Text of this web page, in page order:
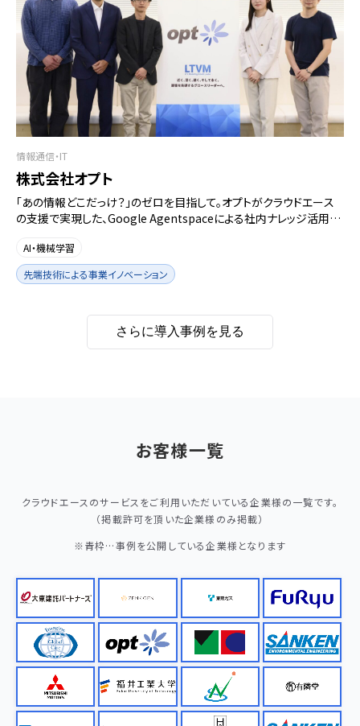
情報通信・IT
株式会社オプト
「あの情報どこだっけ？」のゼロを目指して。オプトがクラウドエース
の支援で実現した、Google Agentspaceによる社内ナレッジ活用基
AI・機械学習
先端技術による事業イノベーション
さらに導入事例を見る
お客様一覧
クラウドエースのサービスをご利用いただいている企業様の一覧です。
（掲載許可を頂いた企業様のみ掲載）
※青枠…事例を公開している企業様となります